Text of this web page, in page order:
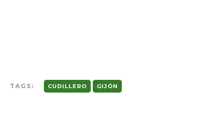
TAGS: CUDILLERO GIJÓN